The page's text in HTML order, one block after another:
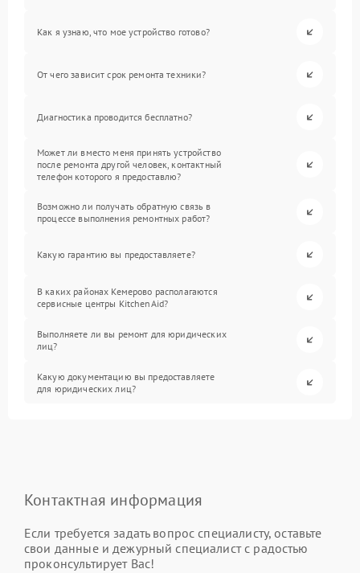
Как я узнаю, что мое устройство готово?
От чего зависит срок ремонта техники?
Диагностика проводится бесплатно?
Может ли вместо меня принять устройство
после ремонта другой человек, контактный
телефон которого я предоставлю?
Возможно ли получать обратную связь в
процессе выполнения ремонтных работ?
Какую гарантию вы предоставляете?
В каких районах Кемерово располагаются
сервисные центры KitchenAid?
Выполняете ли вы ремонт для юридических
лиц?
Какую документацию вы предоставляете
для юридических лиц?
Контактная информация
Если требуется задать вопрос специалисту, оставьте
свои данные и дежурный специалист с радостью
проконсультирует Вас!